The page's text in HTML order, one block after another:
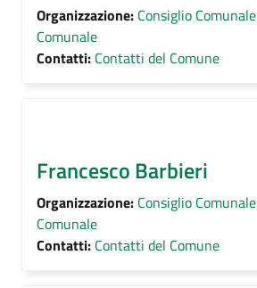
Organizzazione: Consiglio Comunale
Comunale
Contatti: Contatti del Comune
Francesco Barbieri
Organizzazione: Consiglio Comunale
Comunale
Contatti: Contatti del Comune